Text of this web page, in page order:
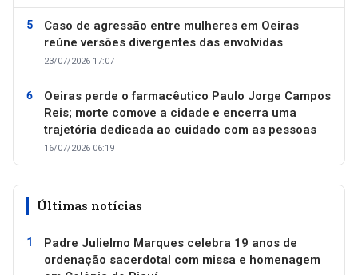
Caso de agressão entre mulheres em Oeiras
reúne versões divergentes das envolvidas
23/07/2026 17:07
Oeiras perde o farmacêutico Paulo Jorge Campos
Reis; morte comove a cidade e encerra uma
trajetória dedicada ao cuidado com as pessoas
16/07/2026 06:19
Últimas notícias
Padre Julielmo Marques celebra 19 anos de
ordenação sacerdotal com missa e homenagem